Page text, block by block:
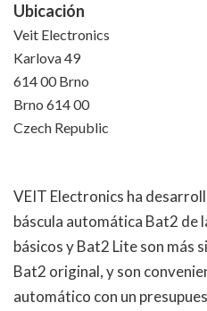
Ubicación
Veit Electronics
Karlova 49
614 00 Brno
Brno 614 00
Czech Republic
VEIT Electronics ha
báscula automática Bat2 de
básicos y Bat2 Lite son más
Bat2 original, y son
automático con un